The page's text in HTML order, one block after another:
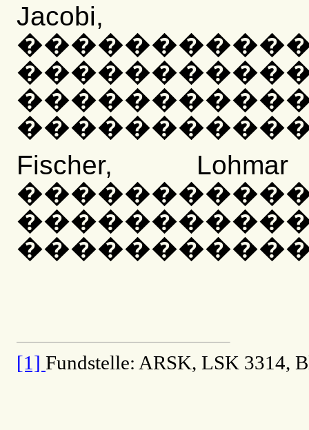
Fischer,
[1] Fundstelle: ARSK, LSK 3314,